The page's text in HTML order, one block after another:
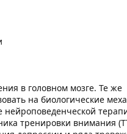
в головном мозге. Те же
на биологические
нейроповеденческой
тренировки внимания